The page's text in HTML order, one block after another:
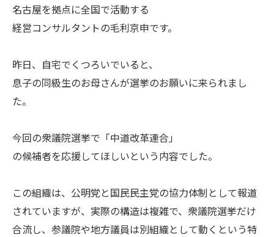
名古屋を拠点に全国で活動する
経営コンサルタントの毛利京申です。
昨日、自宅でくつろいでいると、
息子の同級生のお母さんが選挙のお願いに来られまし
た。
今回の衆議院選挙で「中道改革連合」
の候補者を応援してほしいという内容でした。
この組織は、公明党と国民民主党の協力体制として報道
されていますが、実際の構造は複雑で、衆議院選挙だけ
合流し、参議院や地方議員は別組織として動くという特